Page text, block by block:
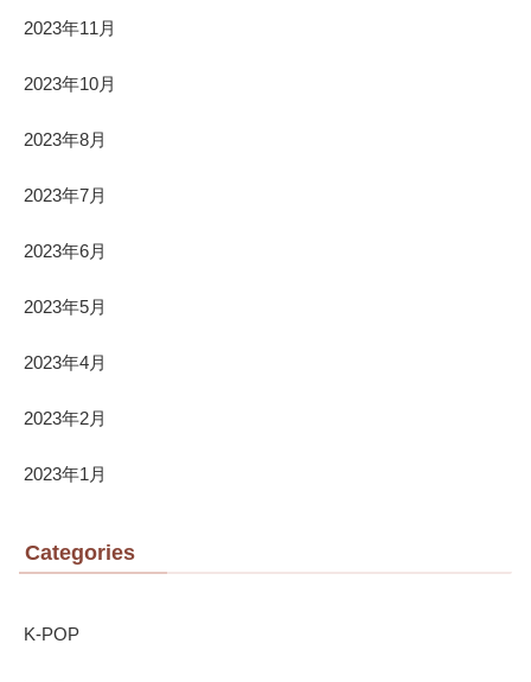
2023年11月
2023年10月
2023年8月
2023年7月
2023年6月
2023年5月
2023年4月
2023年2月
2023年1月
Categories
K-POP